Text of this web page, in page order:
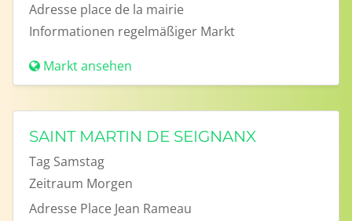
Adresse place de la mairie
Informationen regelmäßiger Markt
Markt ansehen
SAINT MARTIN DE SEIGNANX
Tag Samstag
Zeitraum Morgen
Adresse Place Jean Rameau